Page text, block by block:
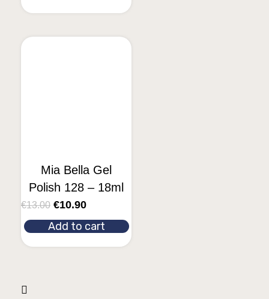
Mia Bella Gel
Polish 128 – 18ml
€13.00 €10.90
Add to cart